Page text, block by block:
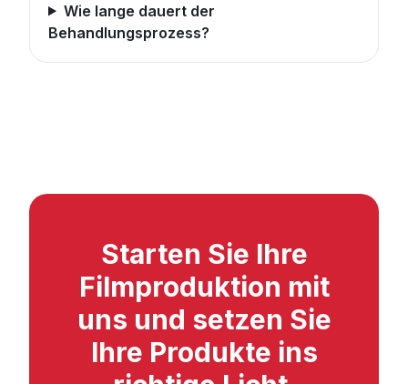
Wie lange dauert der
Behandlungsprozess?
Starten Sie Ihre
Filmproduktion mit
uns und setzen Sie
Ihre Produkte ins